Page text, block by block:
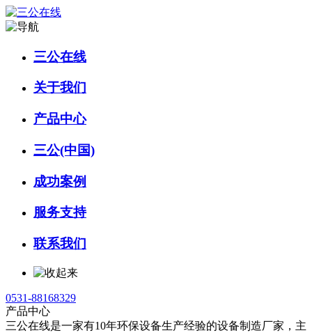
三公在线
关于我们
产品中心
三公(中国)
成功案例
服务支持
联系我们
0531-88168329
产品中心
三公在线是一家有10年环保设备生产经验的设备制造厂家，主